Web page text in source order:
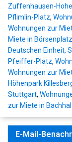
Zuffenhausen-
Pflimlin-Platz,
Wohnungen zur
Miete in
Deutschen Einheit,
Pfeiffer-Platz,
Wohnungen zur
Höhenpark
Stuttgart,
zur Miete in
E-Mail-